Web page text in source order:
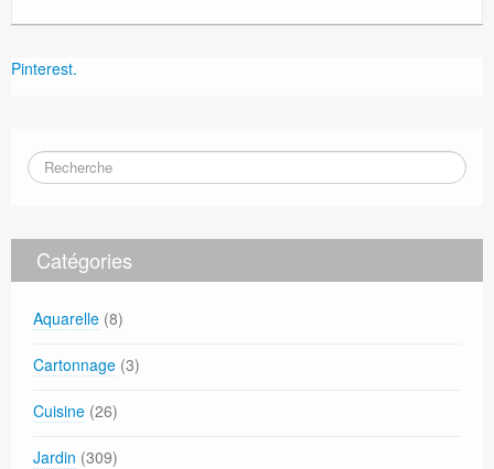
Pinterest.
Catégories
Aquarelle (8)
Cartonnage (3)
Cuisine (26)
Jardin (309)